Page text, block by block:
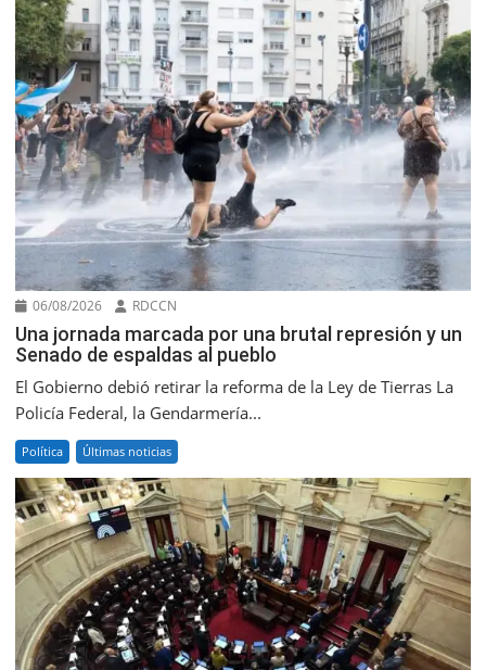
06/08/2026 RDCCN
Una jornada marcada por una brutal represión y un
Senado de espaldas al pueblo
El Gobierno debió retirar la reforma de la Ley de Tierras La
Policía Federal, la Gendarmería...
Política Últimas noticias